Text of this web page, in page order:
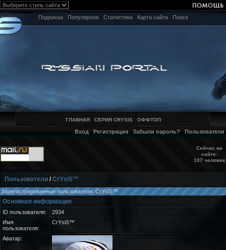
Подписка Популярное Статистика Карта сайта Поиск
ГЛАВНАЯ СЕРИЯ CRYSIS ОФФТОП
Вход Регистрация Забыли пароль? Пользователи
Сейчас на
сайте:
107 человек
Пользователи /CrYsiS™
Зарегистрированные пользователи: CrYsiS™
Основная информация
ID пользователя:
2934
Имя
пользователя:
CrYsiS™
Аватар: